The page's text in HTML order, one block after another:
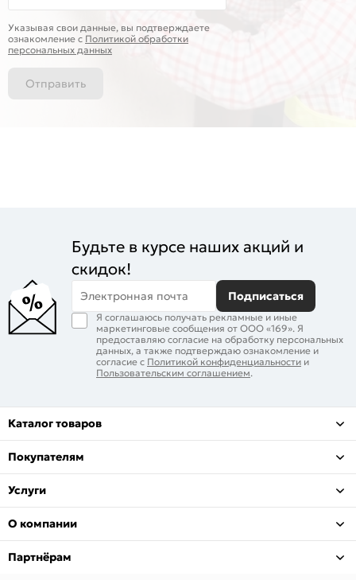
Указывая свои данные, вы подтверждаете
ознакомление c Политикой обработки
персональных данных
Отправить
Будьте в курсе наших акций и
скидок!
Электронная почта Подписаться
Я соглашаюсь получать рекламные и иные
маркетинговые сообщения от ООО «169». Я
предоставляю согласие на обработку персональных
данных, а также подтверждаю ознакомление и
согласие с Политикой конфиденциальности и
Пользовательским соглашением.
Каталог товаров
Покупателям
Услуги
О компании
Партнёрам